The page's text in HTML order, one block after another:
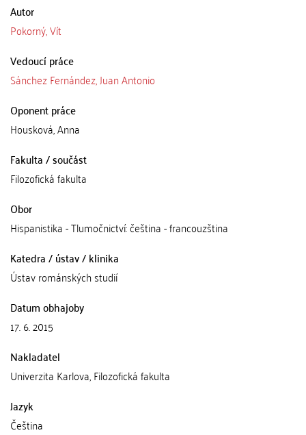
Autor
Pokorný, Vít
Vedoucí práce
Sánchez Fernández, Juan Antonio
Oponent práce
Housková, Anna
Fakulta / součást
Filozofická fakulta
Obor
Hispanistika - Tlumočnictví: čeština - francouzština
Katedra / ústav / klinika
Ústav románských studií
Datum obhajoby
17. 6. 2015
Nakladatel
Univerzita Karlova, Filozofická fakulta
Jazyk
Čeština